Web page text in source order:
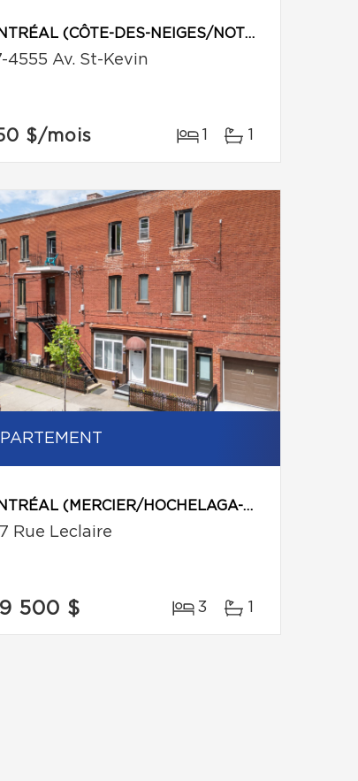
MONTRÉAL (CÔTE-DES-NEIGES/NOTRE-DAME-DE-GRÂCE)
4555 Av. St-Kevin
$/mois 1 1
MONTRÉAL (MERCIER/HOCHELAGA-MAISONNEUVE)
Rue Leclaire
500 $ 3 1